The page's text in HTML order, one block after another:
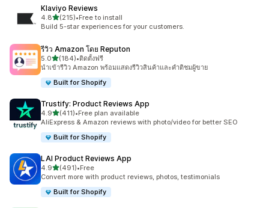
Klaviyo Reviews
4.8เต็ม 5 ดาว
(215)
ทั้งหมด 215 รีวิว
•Free to install
Build 5-star experiences for your customers.
รีวิว Amazon โดย Reputon
5.0เต็ม 5 ดาว
(184)
ทั้งหมด 184 รีวิว
•ติดตั้งฟรี
นำเข้ารีวิว Amazon พร้อมแสดงรีวิวสินค้าและคำติชมผู้ขาย
Built for Shopify
Trustify: Product Reviews App
4.9เต็ม 5 ดาว
(411)
ทั้งหมด 411 รีวิว
•Free plan available
AliExpress & Amazon reviews with photo/video for better SEO
Built for Shopify
LAI Product Reviews App
4.9เต็ม 5 ดาว
(491)
ทั้งหมด 491 รีวิว
•Free
Convert more with product reviews, photos, testimonials
Built for Shopify